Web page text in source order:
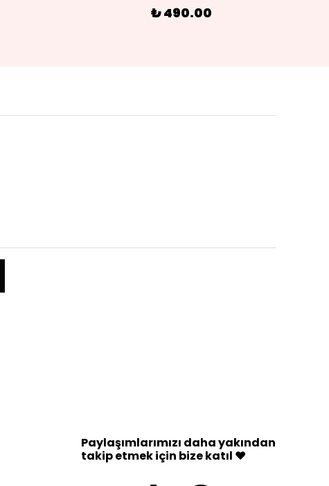
₺ 490.00
Paylaşımlarımızı daha yakından
takip etmek için bize katıl ♥